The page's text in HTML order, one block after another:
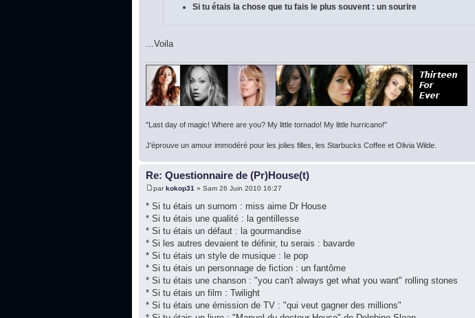
Si tu étais la chose que tu fais le plus souvent : un sourire
...Voila
"Last day of magic! Where are you? My little tornado! My little hurricano!"
J'éprouve un amour immodéré pour les jolies filles, les Starbucks Coffee et Olivia Wilde.
Re: Questionnaire de (Pr)House(t)
parkokop31 » Sam 26 Juin 2010 16:27
* Si tu étais un surnom : miss aime Dr House
* Si tu étais une qualité : la gentillesse
* Si tu étais un défaut : la gourmandise
* Si les autres devaient te définir, tu serais : bavarde
* Si tu étais un style de musique : le pop
* Si tu étais un personnage de fiction : un fantôme
* Si tu étais une chanson : "you can't always get what you want" rolling stones
* Si tu étais un film : Twilight
* Si tu étais une émission de TV : "qui veut gagner des millions"